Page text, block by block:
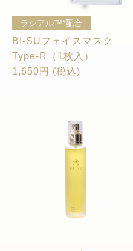
ラシアル™*配合
BI-SUフェイスマスク
Type-R（1枚入）
1,650円 (税込)